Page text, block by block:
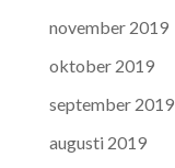
november 2019
oktober 2019
september 2019
augusti 2019